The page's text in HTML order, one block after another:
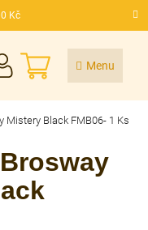
Kč
NÁKUPNÍ
KOŠÍK
Mistery Black FMB06- 1 Ks